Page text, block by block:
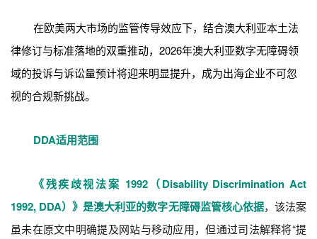
在欧美两大市场的监管传导效应下，结合澳大利亚本土法
律修订与标准落地的双重推动，2026年澳大利亚数字无障碍领
域的投诉与诉讼量预计将迎来明显提升，成为出海企业不可忽
视的合规新挑战。
DDA适用范围
《残疾歧视法案 1992（Disability Discrimination Act
1992, DDA）》是澳大利亚的数字无障碍监管核心依据，该法案
虽未在原文中明确提及网站与移动应用，但通过司法解释将“提